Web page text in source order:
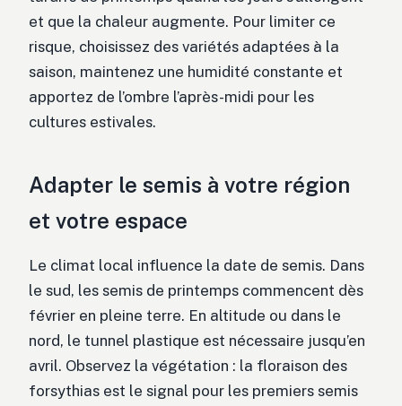
et que la chaleur augmente. Pour limiter ce
risque, choisissez des variétés adaptées à la
saison, maintenez une humidité constante et
apportez de l’ombre l’après-midi pour les
cultures estivales.
Adapter le semis à votre région
et votre espace
Le climat local influence la date de semis. Dans
le sud, les semis de printemps commencent dès
février en pleine terre. En altitude ou dans le
nord, le tunnel plastique est nécessaire jusqu’en
avril. Observez la végétation : la floraison des
forsythias est le signal pour les premiers semis